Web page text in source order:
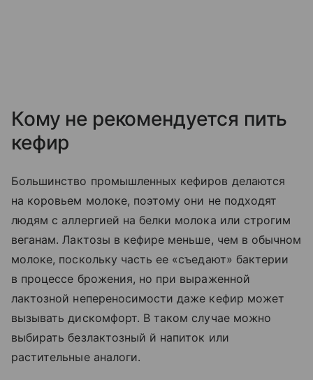
Кому не рекомендуется пить
кефир
Большинство промышленных кефиров делаются
на коровьем молоке, поэтому они не подходят
людям с аллергией на белки молока или строгим
веганам. Лактозы в кефире меньше, чем в обычном
молоке, поскольку часть ее «съедают» бактерии
в процессе брожения, но при выраженной
лактозной непереносимости даже кефир может
вызывать дискомфорт. В таком случае можно
выбирать безлактозный й напиток или
растительные аналоги.